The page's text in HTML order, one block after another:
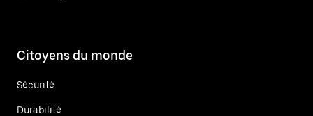
Citoyens du monde
Sécurité
Durabilité